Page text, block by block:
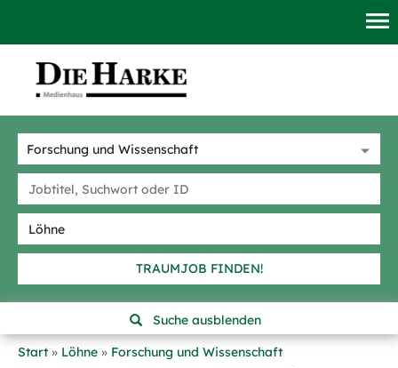
TRAUMJOB FINDEN!
Suche ausblenden
Start
Löhne
Forschung und Wissenschaft